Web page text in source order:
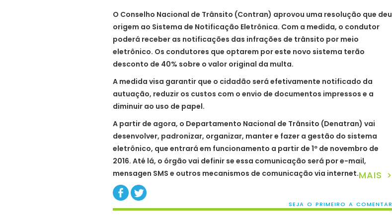
O Conselho Nacional de Trânsito (Contran) aprovou uma resolução que deu
origem ao Sistema de Notificação Eletrônica. Com a medida, o condutor
poderá receber as notificações das infrações de trânsito por meio
eletrônico. Os condutores que optarem por este novo sistema terão
desconto de 40% sobre o valor original da multa.
A medida visa garantir que o cidadão será efetivamente notificado da
autuação, reduzir os custos com o envio de documentos impressos e a
diminuir ao uso de papel.
A partir de agora, o Departamento Nacional de Trânsito (Denatran) vai
desenvolver, padronizar, organizar, manter e fazer a gestão do sistema
eletrônico, que entrará em funcionamento a partir de 1º de novembro de
2016. Até lá, o órgão vai definir se essa comunicação será por e-mail,
mensagen SMS e outros mecanismos de comunicação via internet.MAIS >
SEJA O PRIMEIRO A COMENTAR